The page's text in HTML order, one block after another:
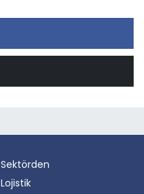
Sektörden
Lojistik